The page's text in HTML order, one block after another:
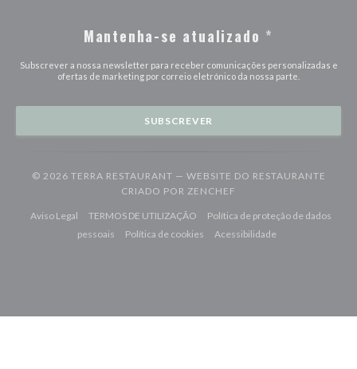
Mantenha-se atualizado *
Subscrever a nossa newsletter para receber comunicações personalizadas e
ofertas de marketing por correio eletrónico da nossa parte.
SUBSCREVER
© 2026 TERRA RESTAURANT — WEBSITE DO RESTAURANTE
CRIADO POR ZENCHEF
Aviso Legal((abre numa nova janela))
TERMOS DE UTILIZAÇÃO((abre numa nova janela))
Política de proteção de dados
pessoais((abre numa nova janela))
Política de cookies((abre numa nova janela))
Acessibilidade((abre numa nova